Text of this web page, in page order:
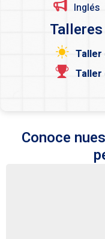
Inglés
Taller
Taller
Conoce